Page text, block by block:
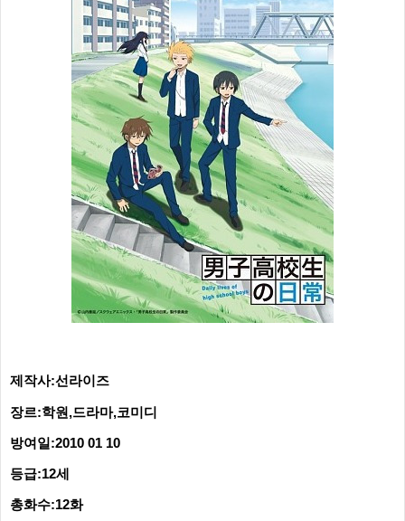
제작사:선라이즈
장르:학원,드라마,코미디
방여일:2010 01 10
등급:12세
총화수:12화